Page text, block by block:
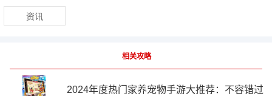
资讯
相关攻略
2024年度热门家养宠物手游大推荐：不容错过